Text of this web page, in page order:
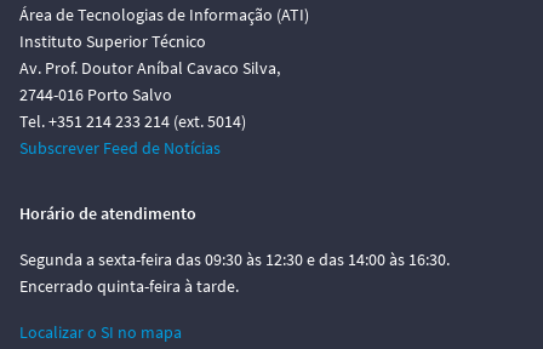
Área de Tecnologias de Informação (ATI)
Instituto Superior Técnico
Av. Prof. Doutor Aníbal Cavaco Silva,
2744-016 Porto Salvo
Tel. +351 214 233 214 (ext. 5014)
Subscrever Feed de Notícias
Horário de atendimento
Segunda a sexta-feira das 09:30 às 12:30 e das 14:00 às 16:30.
Encerrado quinta-feira à tarde.
Localizar o SI no mapa